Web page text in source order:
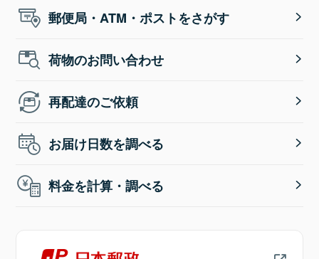
郵便局・ATM・ポストをさがす
荷物のお問い合わせ
再配達のご依頼
お届け日数を調べる
料金を計算・調べる